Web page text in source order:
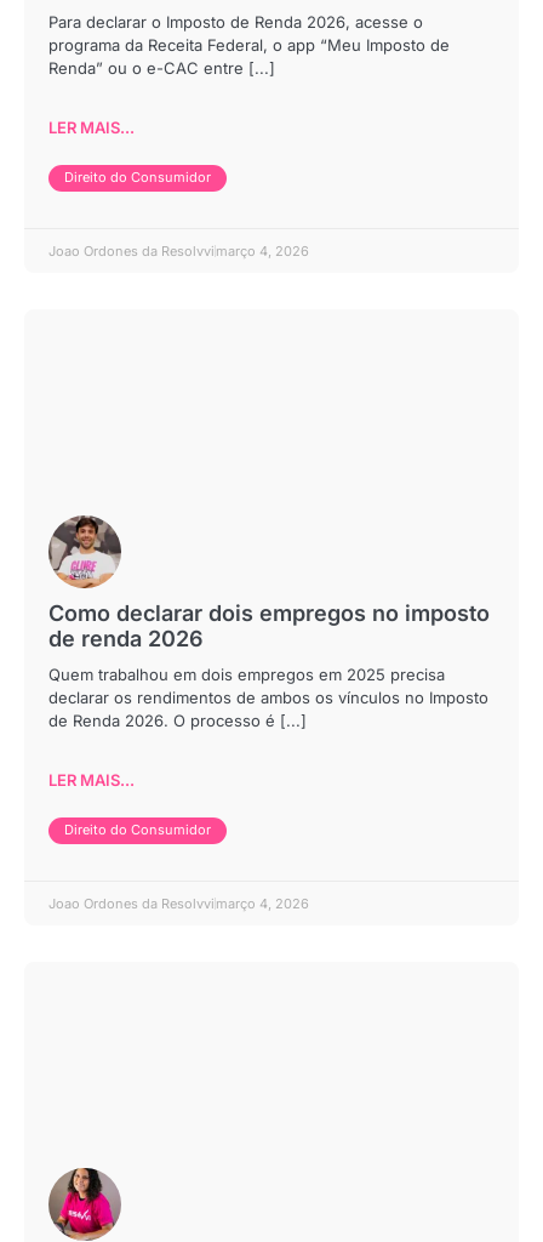
Para declarar o Imposto de Renda 2026, acesse o
programa da Receita Federal, o app “Meu Imposto de
Renda” ou o e-CAC entre [...]
LER MAIS...
Direito do Consumidor
Joao Ordones da Resolvvi março 4, 2026
Como declarar dois empregos no imposto
de renda 2026
Quem trabalhou em dois empregos em 2025 precisa
declarar os rendimentos de ambos os vínculos no Imposto
de Renda 2026. O processo é [...]
LER MAIS...
Direito do Consumidor
Joao Ordones da Resolvvi março 4, 2026